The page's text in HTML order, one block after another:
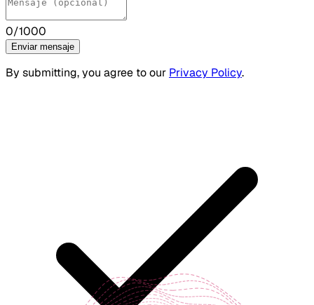
0/1000
Enviar mensaje
By submitting, you agree to our Privacy Policy.